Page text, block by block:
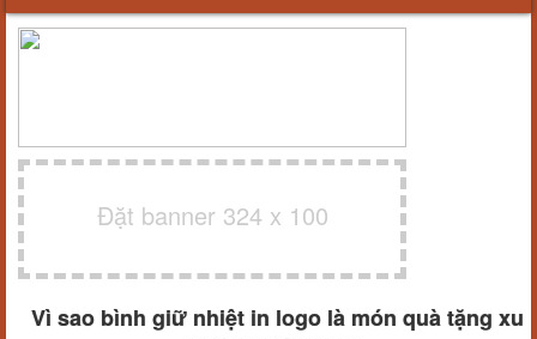
Đặt banner 324 x 100
Vì sao bình giữ nhiệt in logo là món quà tặng xu